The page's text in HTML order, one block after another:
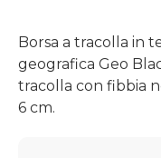
Borsa a tracolla in
geografica Geo
tracolla con fibbia
6 cm.